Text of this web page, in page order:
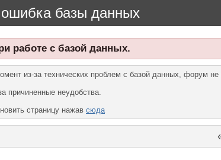
базы данных
работе с базой данных.
из-за технических проблем с базой данных, форум
причиненные неудобства.
страницу нажав сюда